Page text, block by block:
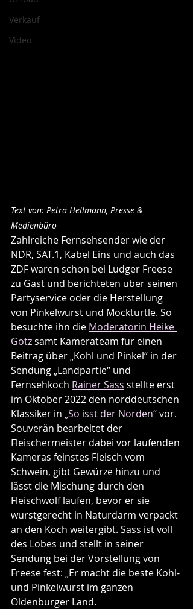
Verkauf
Video
Text von: Petra Hellmann, Presse &
Medienbüro
Zahlreiche Fernsehsender wie der
NDR, SAT.1, Kabel Eins und auch das
ZDF waren schon bei Ludger Freese
zu Gast und berichteten über seinen
Partyservice oder die Herstellung
von Pinkelwurst und Mockturtle. So
besuchte ihn die Moderatorin Heike
Götz samt Kamerateam für einen
Beitrag über „Kohl und Pinkel“ in der
Sendung „Landpartie“ und
Fernsehkoch Rainer Sass stellte erst
im Oktober 2022 den norddeutschen
Klassiker in „So isst der Norden“ vor.
Souverän bearbeitet der
Fleischermeister dabei vor laufenden
Kameras feinstes Fleisch vom
Schwein, gibt Gewürze hinzu und
lässt die Mischung durch den
Fleischwolf laufen, bevor er sie
wurstgerecht in Naturdarm verpackt
an den Koch weitergibt. Sass ist voll
des Lobes und stellt in seiner
Sendung bei der Vorstellung von
Freese fest: „Er macht die beste Kohl-
und Pinkelwurst im ganzen
Oldenburger Land.